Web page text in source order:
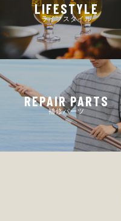
LIFESTYLE
ライフスタイル
REPAIR PARTS
補修パーツ